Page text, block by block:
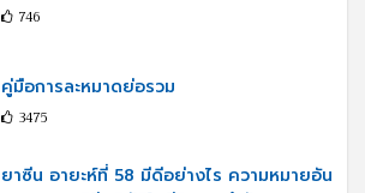
746
คู่มือการละหมาดย่อรวม
3475
ยาซีน อายะห์ที่ 58 มีดีอย่างไร ความหมายอัน